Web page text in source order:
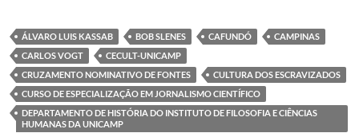
ÁLVARO LUIS KASSAB BOB SLENES CAFUNDÓ
CAMPINAS
CARLOS VOGT
CECULT-UNICAMP
CRUZAMENTO NOMINATIVO DE FONTES
CULTURA DOS ESCRAVIZADOS
CURSO DE ESPECIALIZAÇÃO EM JORNALISMO CIENTÍFICO
DEPARTAMENTO DE HISTÓRIA DO INSTITUTO DE FILOSOFIA E CIÊNCIAS
HUMANAS DA UNICAMP